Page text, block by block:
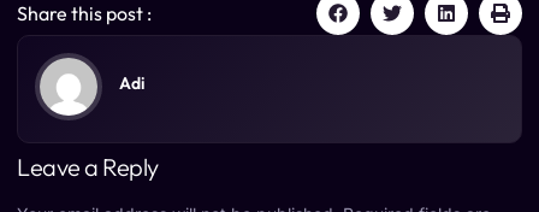
Share this post :
Adi
Leave a Reply